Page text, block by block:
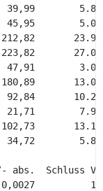
39,99
45,95
223,82
47,91
92,84
21,71
34,72
Schluss